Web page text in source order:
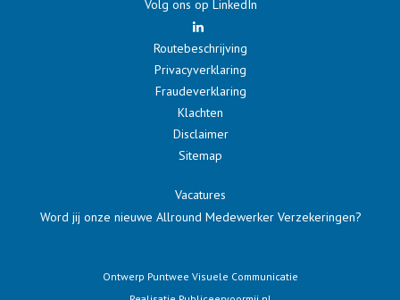
Volg ons op LinkedIn
Routebeschrijving
Privacyverklaring
Fraudeverklaring
Klachten
Disclaimer
Sitemap
Vacatures
Word jij onze nieuwe Allround Medewerker Verzekeringen?
Ontwerp Puntwee Visuele Communicatie